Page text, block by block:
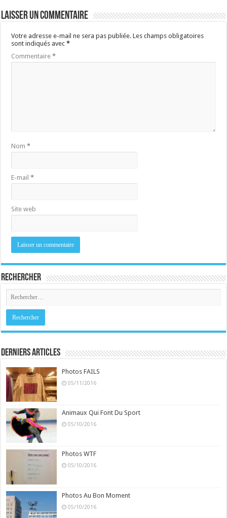
Laisser un commentaire
Votre adresse e-mail ne sera pas publiée. Les champs obligatoires
sont indiqués avec*
Commentaire*
Nom*
E-mail*
Site web
Rechercher
Derniers Articles
Photos FAILS
05/11/2016
Animaux Qui Font Du Sport
05/10/2016
Photos WTF
05/10/2016
Photos Au Bon Moment
05/10/2016